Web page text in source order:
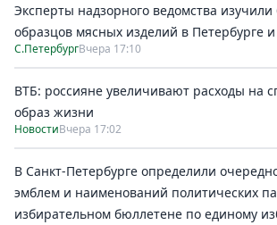
Эксперты надзорного ведомства изучили
образцов мясных изделий в Петербурге
С.ПетербургВчера 17:10
ВТБ: россияне увеличивают расходы на
образ жизни
НовостиВчера 17:02
В Санкт-Петербурге определили
эмблем и наименований политических
избирательном бюллетене по единому